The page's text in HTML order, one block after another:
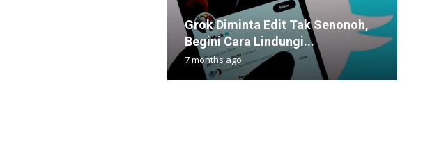
Grok Diminta Edit Tak Senonoh,
Begini Cara Lindungi...
7 months ago